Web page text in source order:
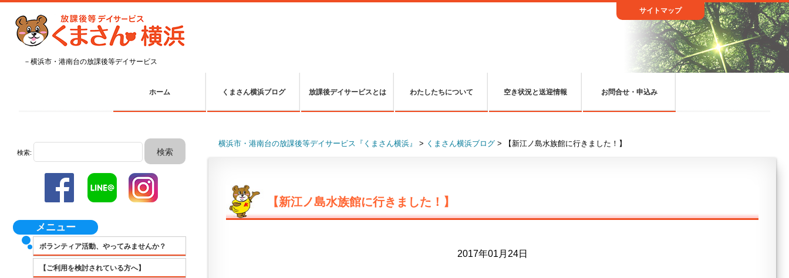
サイトマップ
－横浜市・港南台の放課後等デイサービス
ホーム くまさん横浜ブログ 放課後デイサービスとは わたしたちについて 空き状況と送迎情報 お問合せ・申込み
検索:
メニュー
ボランティア活動、やってみませんか？
【ご利用を検討されている方へ】
横浜市・港南台の放課後等デイサービス『くまさん横浜』 > くまさん横浜ブログ > 【新江ノ島水族館に行きました！】
【新江ノ島水族館に行きました！】
2017年01月24日